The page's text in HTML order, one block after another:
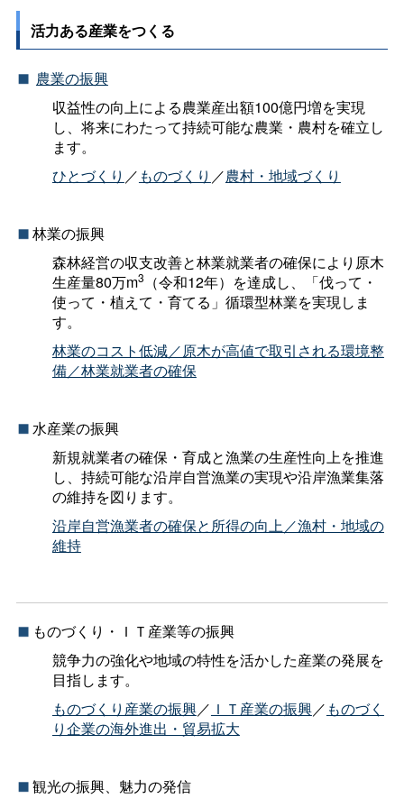
活力ある産業をつくる
農業の振興
収益性の向上による農業産出額100億円増を実現
し、将来にわたって持続可能な農業・農村を確立し
ます。
ひとづくり ／ ものづくり ／農村・地域づくり
林業の振興
森林経営の収支改善と林業就業者の確保により原木
生産量80万m3
（令和12年）を達成し、「伐って・
使って・植えて・育てる」循環型林業を実現しま
す。
林業のコスト低減／原木が高値で取引される環境整
備／林業就業者の確保
水産業の振興
新規就業者の確保・育成と漁業の生産性向上を推進
し、持続可能な沿岸自営漁業の実現や沿岸漁業集落
の維持を図ります。
沿岸自営漁業者の確保と所得の向上／漁村・地域の
維持
ものづくり・ＩＴ産業等の振興
競争力の強化や地域の特性を活かした産業の発展を
目指します。
ものづくり産業の振興／ ＩＴ産業の振興／ ものづく
り企業の海外進出・貿易拡大
観光の振興、魅力の発信